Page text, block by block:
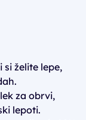
si želite lepe,
za obrvi,
lepoti.